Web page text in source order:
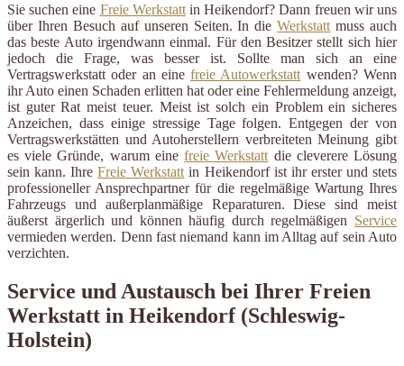
Sie suchen eine Freie Werkstattin Heikendorf? Dann freuen wir uns
über Ihren Besuch auf unseren Seiten. In dieWerkstatt muss auch
das beste Auto irgendwann einmal. Für den Besitzer stellt sich hier
jedoch die Frage, was besser ist. Sollte man sich an eine
Vertragswerkstatt oder an einefreie Autowerkstatt wenden? Wenn
ihr Auto einen Schaden erlitten hat oder eine Fehlermeldung anzeigt,
ist guter Rat meist teuer. Meist ist solch ein Problem ein sicheres
Anzeichen, dass einige stressige Tage folgen. Entgegen der von
Vertragswerkstätten und Autoherstellern verbreiteten Meinung gibt
es viele Gründe, warum einefreie Werkstatt die cleverere Lösung
sein kann. IhreFreie Werkstatt in Heikendorf ist ihr erster und stets
professioneller Ansprechpartner für die regelmäßige Wartung Ihres
Fahrzeugs und außerplanmäßige Reparaturen. Diese sind meist
äußerst ärgerlich und können häufig durch regelmäßigen Service
vermieden werden. Denn fast niemand kann im Alltag auf sein Auto
verzichten.
Service und Austausch bei Ihrer Freien
Werkstatt in Heikendorf (Schleswig-
Holstein)